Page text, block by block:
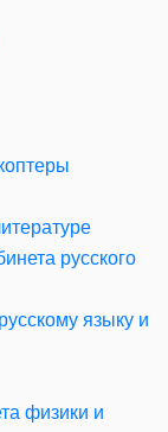
русского
языку и
физики и